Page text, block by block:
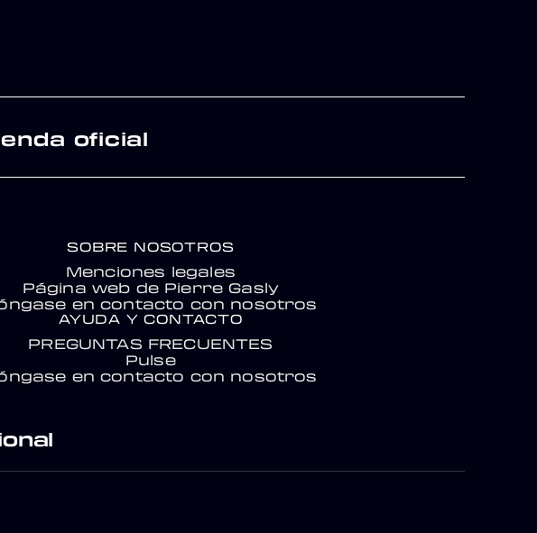
oficial
SOBRE NOSOTROS
Menciones legales
Página web de Pierre Gasly
en contacto con nosotros
AYUDA Y CONTACTO
PREGUNTAS FRECUENTES
Pulse
en contacto con nosotros